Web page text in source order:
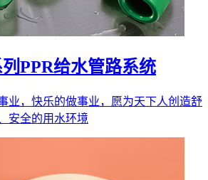
PPR给水管路系统
业，快乐的做事业，愿为天下人创造舒
安全的用水环境